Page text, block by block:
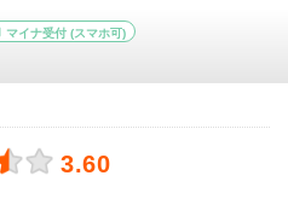
マイナ受付 (スマホ可)
3.60